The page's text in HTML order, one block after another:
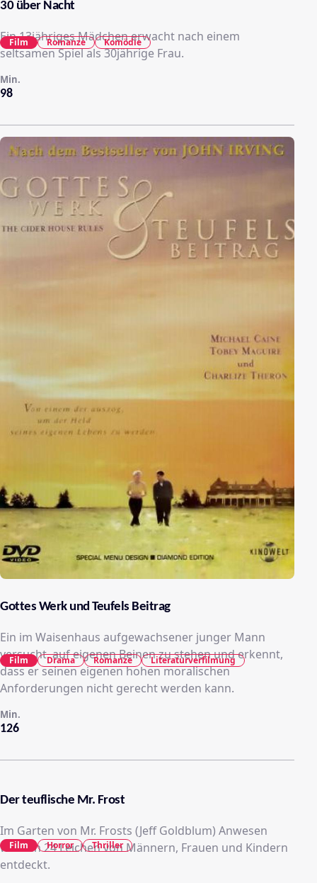
30 über Nacht
Ein 13jähriges Mädchen erwacht nach einem
seltsamen Spiel als 30jährige Frau.
98
Min.
Film Romanze Komödie
Gottes Werk und Teufels Beitrag
Ein im Waisenhaus aufgewachsener junger Mann
versucht, auf eigenen Beinen zu stehen und erkennt,
dass er seinen eigenen hohen moralischen
Anforderungen nicht gerecht werden kann.
126
Min.
Film Drama Romanze Literaturverfilmung
Der teuflische Mr. Frost
Im Garten von Mr. Frosts (Jeff Goldblum) Anwesen
werden 24 Leichen von Männern, Frauen und Kindern
entdeckt.
Film Horror Thriller